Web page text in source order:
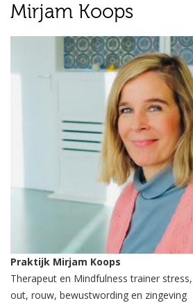
Mirjam Koops
Praktijk Mirjam Koops
Therapeut en Mindfulness trainer
out, rouw, bewustwording en zingeving